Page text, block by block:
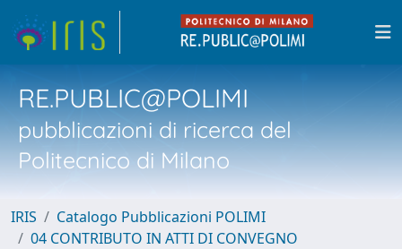
RE.PUBLIC@POLIMI
pubblicazioni di ricerca del
Politecnico di Milano
IRIS
Catalogo Pubblicazioni POLIMI
04 CONTRIBUTO IN ATTI DI CONVEGNO